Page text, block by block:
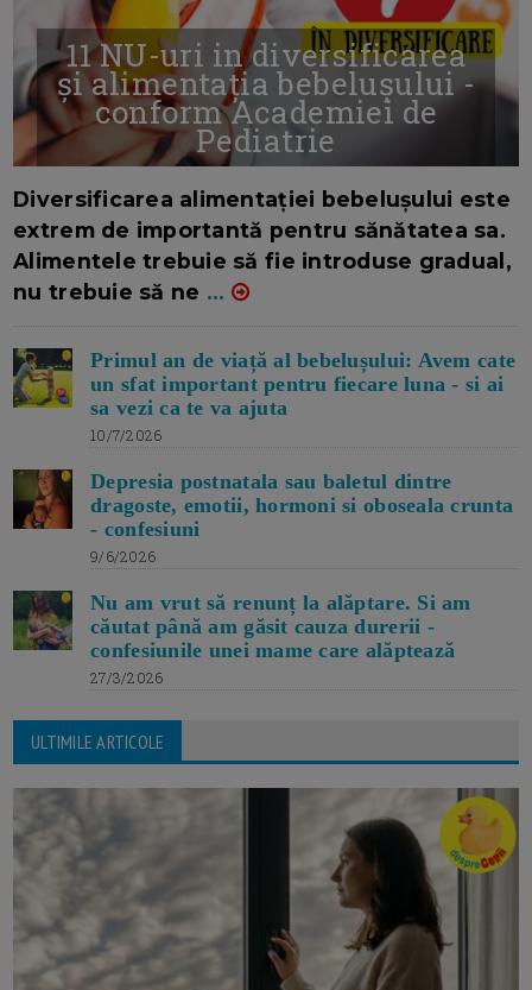
11 NU-uri in diversificarea
și alimentația bebelușului -
conform Academiei de
Pediatrie
Diversificarea alimentației bebelușului este
extrem de importantă pentru sănătatea sa.
Alimentele trebuie să fie introduse gradual,
nu trebuie să ne ...
Primul an de viață al bebelușului: Avem cate
un sfat important pentru fiecare luna - si ai
sa vezi ca te va ajuta
10/7/2026
Depresia postnatala sau baletul dintre
dragoste, emotii, hormoni si oboseala crunta
- confesiuni
9/6/2026
Nu am vrut să renunț la alăptare. Si am
căutat până am găsit cauza durerii -
confesiunile unei mame care alăptează
27/3/2026
ULTIMILE ARTICOLE